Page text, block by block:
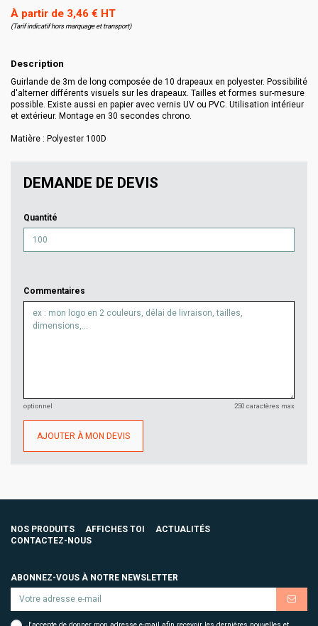
À partir de 3,46 € HT
(Tarif indicatif hors marquage et transport)
Description
Guirlande de 3m de long composée de 10 drapeaux en polyester. Possibilité
d'alterner différents visuels sur les drapeaux. Tailles et formes sur-mesure
possible. Existe aussi en papier avec vernis UV ou PVC. Utilisation intérieur
et extérieur. Montage en 30 secondes chrono.
Matière : Polyester 100D
DEMANDE DE DEVIS
Quantité
Commentaires
optionnel 250 caractères max
AJOUTER À MON DEVIS
NOS PRODUITS AFFICHES TOI
ACTUALITÉS
CONTACTEZ-NOUS
ABONNEZ-VOUS À NOTRE NEWSLETTER